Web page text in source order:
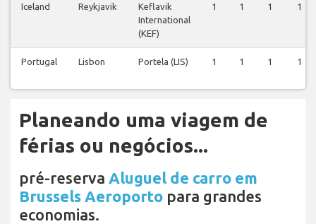
Iceland Reykjavik
Keflavik
International
(KEF)
1 1 1 1
Portugal Lisbon Portela (LIS) 1 1 1 1
Planeando uma viagem de
férias ou negócios...
pré-reserva Aluguel de carro em
Brussels Aeroporto para grandes
economias.